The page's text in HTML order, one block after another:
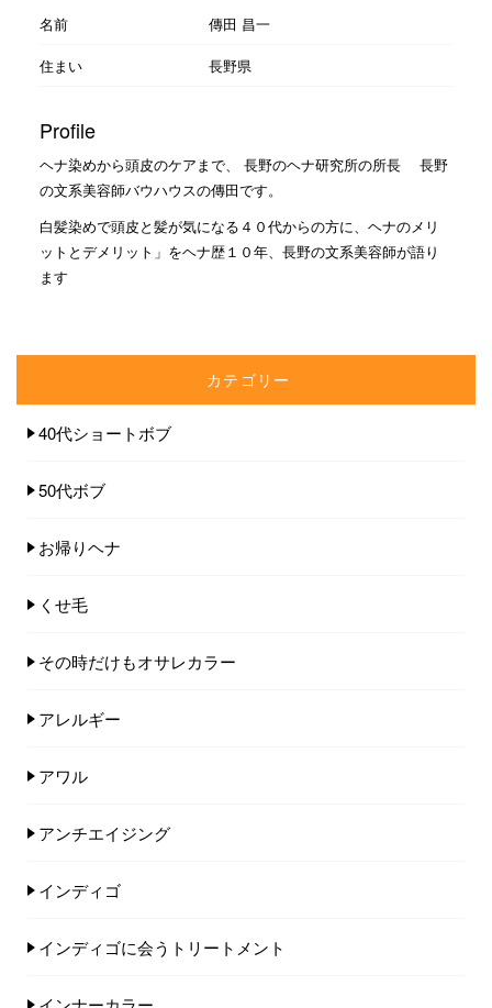
名前
傳田 昌一
住まい
長野県
Profile
ヘナ染めから頭皮のケアまで、 長野のヘナ研究所の所長 長野
の文系美容師バウハウスの傳田です。
白髪染めで頭皮と髪が気になる４０代からの方に、ヘナのメリ
ットとデメリット」をヘナ歴１０年、長野の文系美容師が語り
ます
カテゴリー
40代ショートボブ
50代ボブ
お帰りヘナ
くせ毛
その時だけもオサレカラー
アレルギー
アワル
アンチエイジング
インディゴ
インディゴに会うトリートメント